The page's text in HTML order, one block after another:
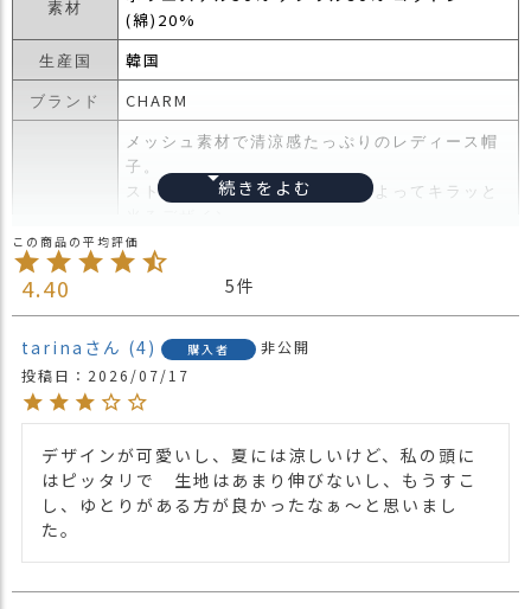
Instagram
Youtube
フ
小
素材
(綿)20%
生産国 韓国
ブランド CHARM
メッシュ素材で清涼感たっぷりのレディース帽
子。
ストーンデザインで見る角度によってキラッと
後頭部にゴムが入っているのでゆったりとかぶ
れ、かぶり方次第でベレー帽風にもかぶれま
裏地もメッシュ素材で通気性抜群です。
・長時間濡れたままで重ねて置いたり、汗や雨
などでぬれた時は他の衣料等に移染する場合が
ございますのでお気を付け下さい。
す。ご不安な事などございましたらお気軽にお
問い合わせ下さい。
関連商品
他の人気ニット帽は こちら
4.40 5
tarina 4 購入者
非公開
投稿日
2026/07/17
デザインが可愛いし、夏には涼しいけど、私の頭に
はピッタリで　生地はあまり伸びないし、もうすこ
し、ゆとりがある方が良かったなぁ〜と思いまし
た。